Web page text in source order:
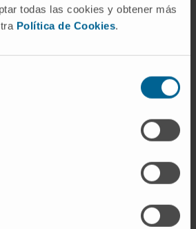
todas las cookies y obtener más
Política de Cookies.
en otros lugares: hablar
con atención y hacer
que todos los
unen a la red de contactos.
ni últimas filas. Eso no
del formato. Es